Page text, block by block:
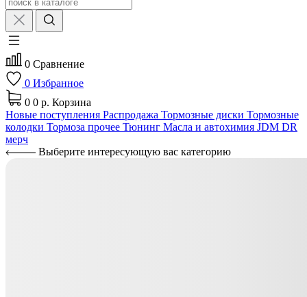
0 Сравнение
0 Избранное
0 0 р. Корзина
Новые поступления Распродажа Тормозные диски Тормозные
колодки Тормоза прочее Тюнинг Масла и автохимия JDM DR
мерч
Выберите интересующую вас категорию